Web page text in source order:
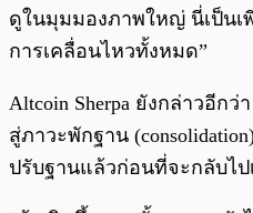
ดูในมุมมองภาพใหญ่ นี่เป็นเ
การเคลื่อนไหวทั้งหมด”
Altcoin Sherpa ยังกล่าวอีก
สู่ภาวะพักฐาน
ปรับฐานแล้วก่อนที่จะกลับไ